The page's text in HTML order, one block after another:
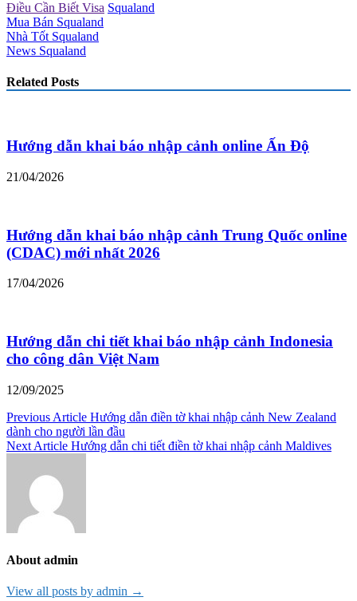
Điều Cần Biết Visa Squaland
Mua Bán Squaland
Nhà Tốt Squaland
News Squaland
Related Posts
Hướng dẫn khai báo nhập cảnh online Ấn Độ
21/04/2026
Hướng dẫn khai báo nhập cảnh Trung Quốc online
(CDAC) mới nhất 2026
17/04/2026
Hướng dẫn chi tiết khai báo nhập cảnh Indonesia
cho công dân Việt Nam
12/09/2025
Điều
hướng
viết
Previous Article Hướng dẫn điền tờ khai nhập cảnh New Zealand
dành cho người lần đầu
Next Article Hướng dẫn chi tiết điền tờ khai nhập cảnh Maldives
About admin
View all posts by admin →